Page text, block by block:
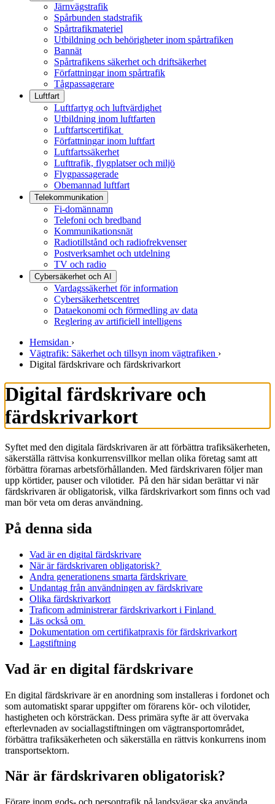
Järnvägstrafik
Spårbunden stadstrafik
Spårtrafikmateriel
Utbildning och behörigheter inom spårtrafiken
Bannät
Spårtrafikens säkerhet och driftsäkerhet
Författningar inom spårtrafik
Tågpassagerare
Luftfart
Luftfartyg och luftvärdighet
Utbildning inom luftfarten
Luftfartscertifikat
Författningar inom luftfart
Luftfartssäkerhet
Lufttrafik, flygplatser och miljö
Flygpassagerade
Obemannad luftfart
Telekommunikation
Fi-domännamn
Telefoni och bredband
Kommunikationsnät
Radiotillstånd och radiofrekvenser
Postverksamhet och utdelning
TV och radio
Cybersäkerhet och AI
Vardagssäkerhet för information
Cybersäkerhetscentret
Dataekonomi och förmedling av data
Reglering av artificiell intelligens
Hemsidan ›
Vägtrafik: Säkerhet och tillsyn inom vägtrafiken ›
Digital färdskrivare och färdskrivarkort
Digital färdskrivare och
färdskrivarkort
Syftet med den digitala färdskrivaren är att förbättra trafiksäkerheten,
säkerställa rättvisa konkurrensvillkor mellan olika företag samt att
förbättra förarnas arbetsförhållanden. Med färdskrivaren följer man
upp körtider, pauser och vilotider. På den här sidan berättar vi när
färdskrivaren är obligatorisk, vilka färdskrivarkort som finns och vad
man bör veta om deras användning.
På denna sida
Vad är en digital färdskrivare
När är färdskrivaren obligatorisk?
Andra generationens smarta färdskrivare
Undantag från användningen av färdskrivare
Olika färdskrivarkort
Traficom administrerar färdskrivarkort i Finland
Läs också om
Dokumentation om certifikatpraxis för färdskrivarkort
Lagstiftning
Vad är en digital färdskrivare
En digital färdskrivare är en anordning som installeras i fordonet och
som automatiskt sparar uppgifter om förarens kör- och vilotider,
hastigheten och körsträckan. Dess primära syfte är att övervaka
efterlevnaden av sociallagstiftningen om vägtransportområdet,
förbättra trafiksäkerheten och säkerställa en rättvis konkurrens inom
transportsektorn.
När är färdskrivaren obligatorisk?